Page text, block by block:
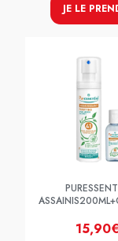
JE LE
15,90€